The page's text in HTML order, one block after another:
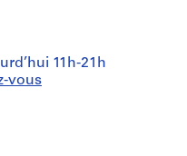
11h-21h
vous